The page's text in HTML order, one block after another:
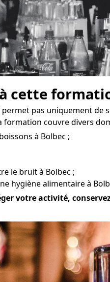
cette
permet pas uniquement de
couvre divers
à Bolbec ;
le bruit à Bolbec ;
hygiène alimentaire à
votre activité,